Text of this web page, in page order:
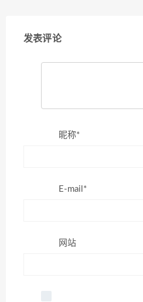
发表评论
昵称*
E-mail*
网站